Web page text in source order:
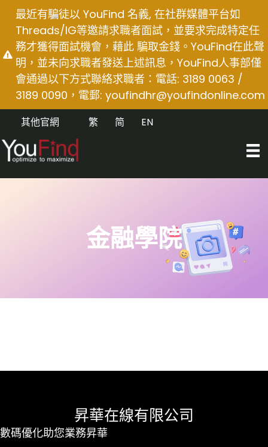
content
最近有騙徒以 YouFind 名義, 在社群媒體平台如
Threads/IG等邀請求職者面試，並要求完成特定任
務才獲得面試機會，藉此 騙取金錢。YouFind在此聲
明，並未向求職者發送上述訊息，YouFind人事部僅
會通過以下方式聯絡求職者：電話: 3189 0063 /
3189 0090，電郵: youfindhr@youfindonline.com
其他官網 EN
简
繁
金融學院
昇華在線有限公司
數碼優化助您業務昇華